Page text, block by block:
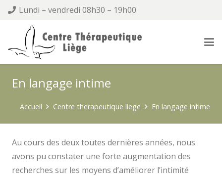
Lundi – vendredi 08h30 – 19h00
En langage intime
Accueil Centre therapeutique liege En langage intime
Au cours des deux toutes dernières années, nous
avons pu constater une forte augmentation des
recherches sur les moyens d’améliorer l’intimité